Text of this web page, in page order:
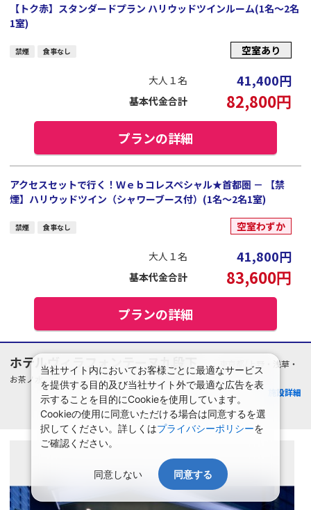
【トク赤】スタンダードプラン ハリウッドツインルーム(1名～2名
1室)
禁煙 食事なし 空室あり
大人１名 41,400円
基本代金合計 82,800円
プランの詳細
アクセスセットで行く！Ｗｅｂコレスペシャル★首都圏 － 【禁
煙】ハリウッドツイン（シャワーブース付）(1名～2名1室)
禁煙 食事なし 空室わずか
大人１名 41,800円
基本代金合計 83,600円
プランの詳細
ホテルヴィラフォンテーヌ九段下
東京都/上野・浅草・
お茶ノ水
施設詳細
当社サイト内においてお客様ごとに最適なサービス
を提供する目的及び当社サイト外で最適な広告を表
示することを目的にCookieを使用しています。
Cookieの使用に同意いただける場合は同意するを選
択してください。詳しくはプライバシーポリシーを
ご確認ください。
同意しない 同意する